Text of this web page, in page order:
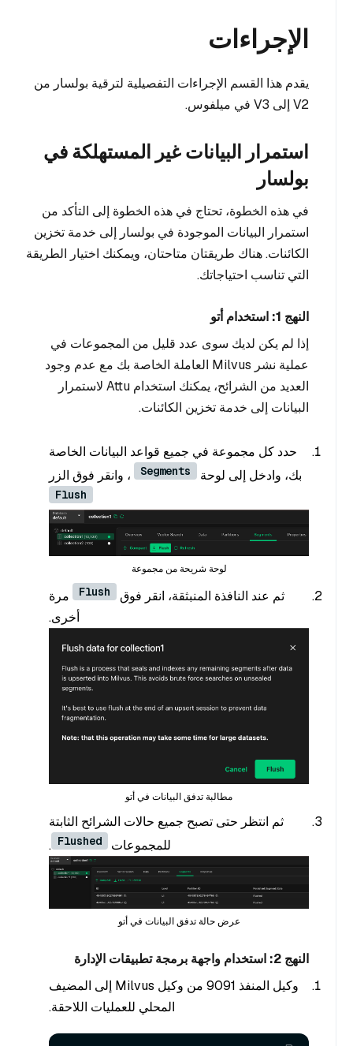
الإجراءات
يقدم هذا القسم الإجراءات التفصيلية لترقية بولسار من
V2 إلى V3 في ميلفوس.
استمرار البيانات غير المستهلكة في
بولسار
في هذه الخطوة، تحتاج في هذه الخطوة إلى التأكد من
استمرار البيانات الموجودة في بولسار إلى خدمة تخزين
الكائنات. هناك طريقتان متاحتان، ويمكنك اختيار الطريقة
التي تناسب احتياجاتك.
النهج 1: استخدام أتو
إذا لم يكن لديك سوى عدد قليل من المجموعات في
عملية نشر Milvus العاملة الخاصة بك مع عدم وجود
العديد من الشرائح، يمكنك استخدام Attu لاستمرار
البيانات إلى خدمة تخزين الكائنات.
حدد كل مجموعة في جميع قواعد البيانات الخاصة
بك، وادخل إلى لوحة
Segments ، وانقر فوق الزر
Flush
لوحة شريحة من مجموعة
ثم عند النافذة المنبثقة، انقر فوق Flush
مرة
أخرى.
مطالبة تدفق البيانات في أتو
ثم انتظر حتى تصبح جميع حالات الشرائح الثابتة
للمجموعات
Flushed
.
عرض حالة تدفق البيانات في أتو
النهج 2: استخدام واجهة برمجة تطبيقات الإدارة
وكيل المنفذ 9091 من وكيل Milvus إلى المضيف
المحلي للعمليات اللاحقة.